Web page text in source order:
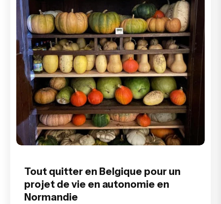
Tout quitter en Belgique pour un
projet de vie en autonomie en
Normandie